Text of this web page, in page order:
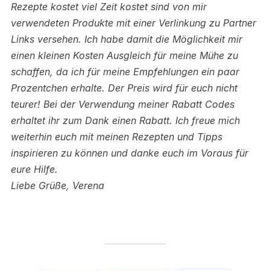
Rezepte kostet viel Zeit kostet sind von mir
verwendeten Produkte mit einer Verlinkung zu Partner
Links versehen. Ich habe damit die Möglichkeit mir
einen kleinen Kosten Ausgleich für meine Mühe zu
schaffen, da ich für meine Empfehlungen ein paar
Prozentchen erhalte. Der Preis wird für euch nicht
teurer! Bei der Verwendung meiner Rabatt Codes
erhaltet ihr zum Dank einen Rabatt. Ich freue mich
weiterhin euch mit meinen Rezepten und Tipps
inspirieren zu können und danke euch im Voraus für
eure Hilfe.
Liebe Grüße, Verena